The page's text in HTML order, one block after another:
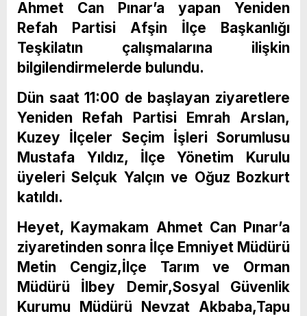
Ahmet Can Pınar’a yapan Yeniden
Refah Partisi Afşin İlçe Başkanlığı
Teşkilatın çalışmalarına ilişkin
bilgilendirmelerde bulundu.
Dün saat 11:00 de başlayan ziyaretlere
Yeniden Refah Partisi Emrah Arslan,
Kuzey İlçeler Seçim İşleri Sorumlusu
Mustafa Yıldız, İlçe Yönetim Kurulu
üyeleri Selçuk Yalçın ve Oğuz Bozkurt
katıldı.
Heyet, Kaymakam Ahmet Can Pınar’a
ziyaretinden sonra İlçe Emniyet Müdürü
Metin Cengiz,İlçe Tarım ve Orman
Müdürü İlbey Demir,Sosyal Güvenlik
Kurumu Müdürü Nevzat Akbaba,Tapu